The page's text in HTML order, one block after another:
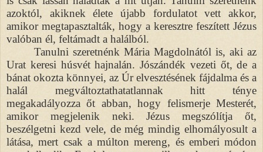
azoktól, akiknek élete újabb fordulatot vett akkor,
amikor megtapasztalták, hogy a keresztre feszített Jézus
valóban él, feltámadt a halálból.
Tanulni szeretnénk Mária Magdolnától is, aki az
Urat keresi húsvét hajnalán. Jószándék vezeti őt, de a
bánat okozta könnyei, az Úr elvesztésének fájdalma és a
halál megváltoztathatatlannak hitt ténye
megakadályozza őt abban, hogy felismerje Mesterét,
amikor megjelenik neki. Jézus megszólítja őt,
beszélgetni kezd vele, de még mindig elhomályosult a
látása, mert csak a múlton mereng, és emberi módon